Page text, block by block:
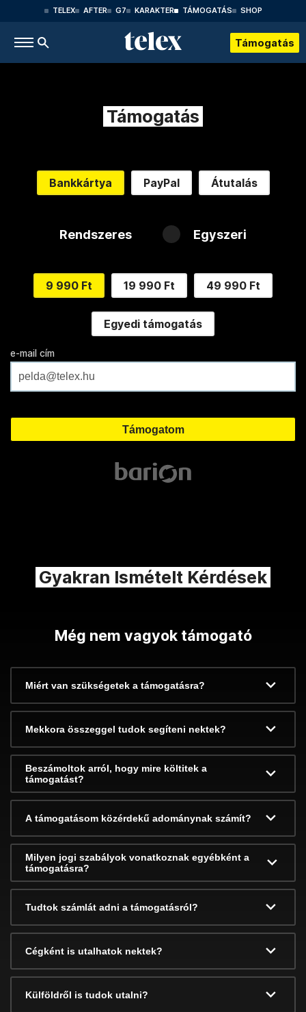
TELEX AFTER G7 KARAKTER TÁMOGATÁS SHOP
Támogatás
Támogatás
Bankkártya PayPal Átutalás
Rendszeres Egyszeri
9 990 Ft 19 990 Ft 49 990 Ft
Egyedi támogatás
e-mail cím
Gyakran Ismételt Kérdések
Még nem vagyok támogató
Miért van szükségetek a támogatásra?
Mekkora összeggel tudok segíteni nektek?
Beszámoltok arról, hogy mire költitek a
támogatást?
A támogatásom közérdekű adománynak számít?
Milyen jogi szabályok vonatkoznak egyébként a
támogatásra?
Tudtok számlát adni a támogatásról?
Cégként is utalhatok nektek?
Külföldről is tudok utalni?